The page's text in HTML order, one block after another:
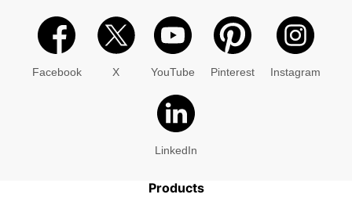
Facebook X YouTube Pinterest Instagram
LinkedIn
Products